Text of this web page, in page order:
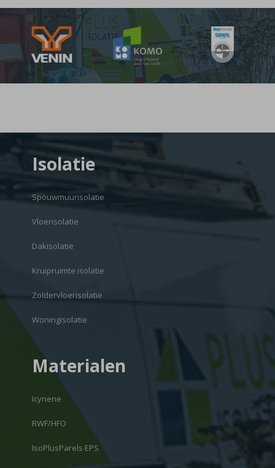
Isolatie
Spouwmuurisolatie
Vloerisolatie
Dakisolatie
Kruipruimte isolatie
Zoldervloerisolatie
Woningisolatie
Materialen
Icynene
RWF/HFO
IsoPlusParels EPS